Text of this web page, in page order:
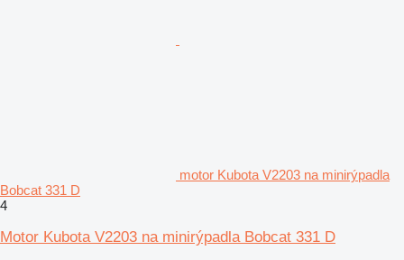
motor Kubota V2203 na minirýpadla
Bobcat 331 D
4
Motor Kubota V2203 na minirýpadla Bobcat 331 D